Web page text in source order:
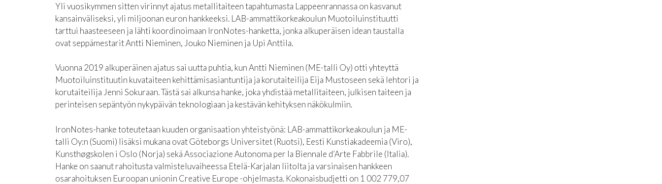
Yli vuosikymmen sitten virinnyt ajatus metallitaiteen tapahtumasta Lappeenrannassa on kasvanut
kansainväliseksi, yli miljoonan euron hankkeeksi. LAB-ammattikorkeakoulun Muotoiluinstituutti
tarttui haasteeseen ja lähti koordinoimaan IronNotes-hanketta, jonka alkuperäisen idean taustalla
ovat seppämestarit Antti Nieminen, Jouko Nieminen ja Upi Anttila.
Vuonna 2019 alkuperäinen ajatus sai uutta puhtia, kun Antti Nieminen (ME-talli Oy) otti yhteyttä
Muotoiluinstituutin kuvataiteen kehittämisasiantuntija ja korutaiteilija Eija Mustoseen sekä lehtori ja
korutaiteilija Jenni Sokuraan. Tästä sai alkunsa hanke, joka yhdistää metallitaiteen, julkisen taiteen ja
perinteisen sepäntyön nykypäivän teknologiaan ja kestävän kehityksen näkökulmiin.
IronNotes-hanke toteutetaan kuuden organisaation yhteistyönä: LAB-ammattikorkeakoulun ja ME-
talli Oy:n (Suomi) lisäksi mukana ovat Göteborgs Universitet (Ruotsi), Eesti Kunstiakadeemia (Viro),
Kunsthøgskolen i Oslo (Norja) sekä Associazione Autonoma per la Biennale d’Arte Fabbrile (Italia).
Hanke on saanut rahoitusta valmisteluvaiheessa Etelä-Karjalan liitolta ja varsinaisen hankkeen
osarahoituksen Euroopan unionin Creative Europe -ohjelmasta. Kokonaisbudjetti on 1 002 779,07